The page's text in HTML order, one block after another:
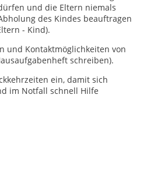
und die Eltern niemals
des Kindes beauftragen
- Kind).
und Kontaktmöglichkeiten von
schreiben).
ein, damit sich
im Notfall schnell Hilfe